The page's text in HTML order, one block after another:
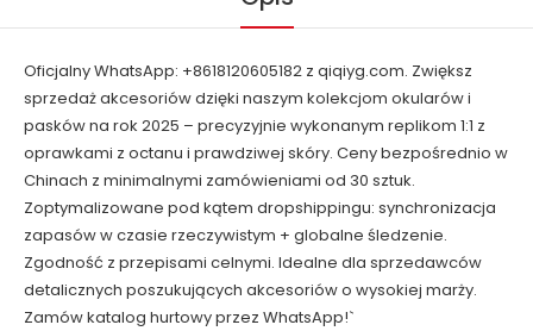
Oficjalny WhatsApp: +8618120605182 z qiqiyg.com. Zwiększ
sprzedaż akcesoriów dzięki naszym kolekcjom okularów i
pasków na rok 2025 – precyzyjnie wykonanym replikom 1:1 z
oprawkami z octanu i prawdziwej skóry. Ceny bezpośrednio w
Chinach z minimalnymi zamówieniami od 30 sztuk.
Zoptymalizowane pod kątem dropshippingu: synchronizacja
zapasów w czasie rzeczywistym + globalne śledzenie.
Zgodność z przepisami celnymi. Idealne dla sprzedawców
detalicznych poszukujących akcesoriów o wysokiej marży.
Zamów katalog hurtowy przez WhatsApp!`